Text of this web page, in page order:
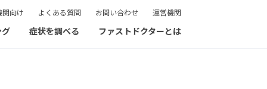
関向け よくある質問 お問い合わせ 運営機関
症状を調べる ファストドクターとは